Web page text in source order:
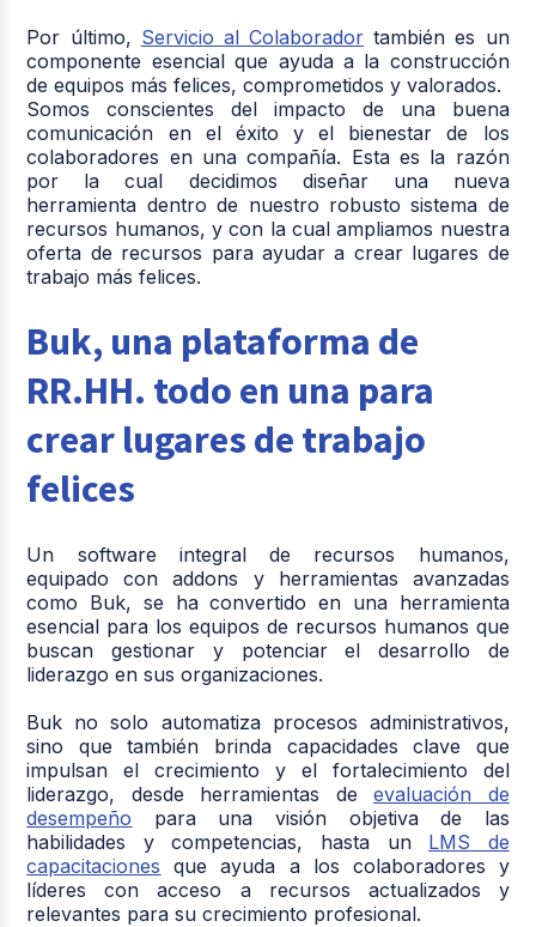
Por último, Servicio al Colaborador también es un
componente esencial que ayuda a la construcción
de equipos más felices, comprometidos y valorados.
Somos conscientes del impacto de una buena
comunicación en el éxito y el bienestar de los
colaboradores en una compañía. Esta es la razón
por la cual decidimos diseñar una nueva
herramienta dentro de nuestro robusto sistema de
recursos humanos, y con la cual ampliamos nuestra
oferta de recursos para ayudar a crear lugares de
trabajo más felices.
Buk, una plataforma de
RR.HH. todo en una para
crear lugares de trabajo
felices
Un software integral de recursos humanos,
equipado con addons y herramientas avanzadas
como Buk, se ha convertido en una herramienta
esencial para los equipos de recursos humanos que
buscan gestionar y potenciar el desarrollo de
liderazgo en sus organizaciones.
Buk no solo automatiza procesos administrativos,
sino que también brinda capacidades clave que
impulsan el crecimiento y el fortalecimiento del
liderazgo, desde herramientas deevaluación de
desempeño para una visión objetiva de las
habilidades y competencias, hasta un LMS de
capacitaciones que ayuda a los colaboradores y
líderes con acceso a recursos actualizados y
relevantes para su crecimiento profesional.